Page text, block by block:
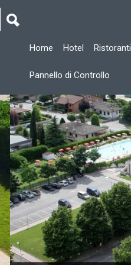
Home Hotel Ristoranti
Pannello di Controllo